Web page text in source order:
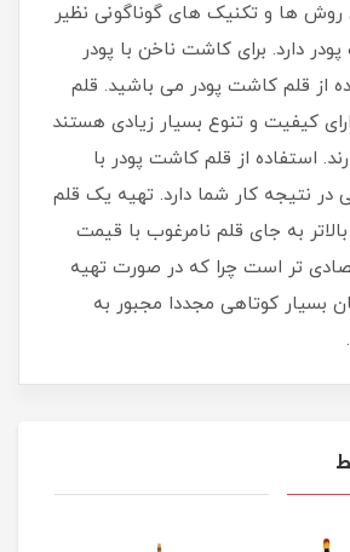
روش ها و تکنیک های گوناگونی نظیر
دارد. برای کاشت ناخن با پودر
از قلم کاشت پودر می باشید. قلم
کیفیت و تنوع بسیار زیادی هستند
استفاده از قلم کاشت پودر با
در نتیجه کار شما دارد. تهیه یک قلم
به جای قلم نامرغوب با قیمت
تر است چرا که در صورت تهیه
بسیار کوتاهی مجددا مجبور به